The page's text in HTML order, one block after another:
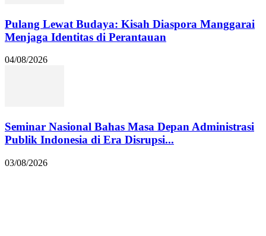
Pulang Lewat Budaya: Kisah Diaspora Manggarai
Menjaga Identitas di Perantauan
04/08/2026
Seminar Nasional Bahas Masa Depan Administrasi
Publik Indonesia di Era Disrupsi...
03/08/2026